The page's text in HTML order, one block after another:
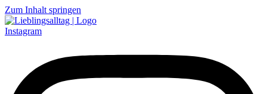
Zum Inhalt springen
Instagram